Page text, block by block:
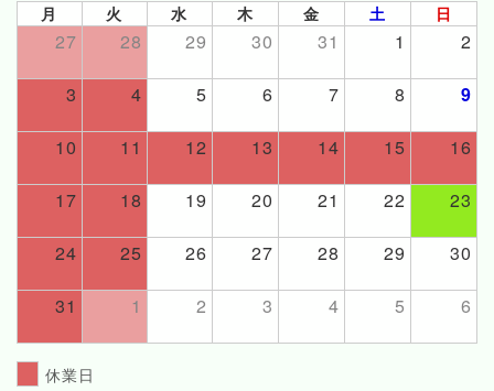
月 火 水 木 金 土 日
27 28 29 30 31 1 2
3 4 5 6 7 8 9
10 11 12 13 14 15 16
17 18 19 20 21 22 23
24 25 26 27 28 29 30
31 1 2 3 4 5 6
休業日